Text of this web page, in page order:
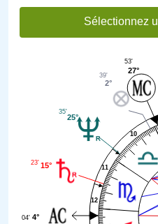
Sélectionnez
10
11
12
27°
53'
2°
39'
25°
35'
15°
23'
4°
04'